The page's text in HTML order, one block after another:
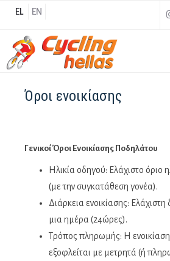
EL EN
Όροι ενοικίασης
Γενικοί Όροι Ενοικίασης Ποδηλάτου
Ηλικία οδηγού: Ελάχιστο όριο
(με την συγκατάθεση γονέα).
Διάρκεια ενοικίασης: Ελάχιστη
μια ημέρα (24ώρες).
Τρόπος πληρωμής: Η
εξοφλείται με μετρητά (ή